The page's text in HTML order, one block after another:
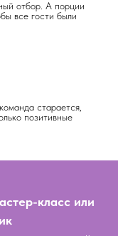
отбор. А порции
все гости были
старается,
позитивные
класс или